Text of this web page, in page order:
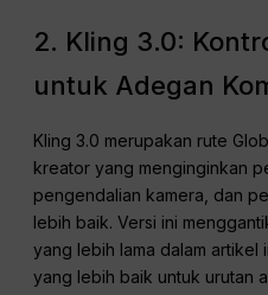
2. Kling 3.0:
untuk Adegan
Kling 3.0 merupakan rute
kreator yang menginginkan
pengendalian kamera, dan
lebih baik. Versi ini
yang lebih lama dalam artikel
yang lebih baik untuk urutan